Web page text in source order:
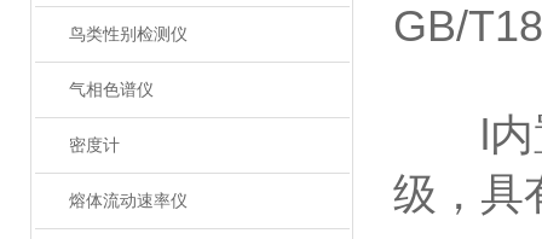
鸟类性别检测仪
气相色谱仪
密度计
熔体流动速率仪
GB/
l内置
级，具